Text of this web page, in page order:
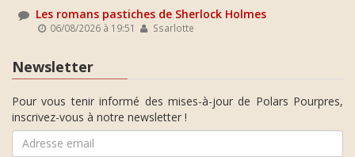
Les romans pastiches de Sherlock Holmes
06/08/2026 à 19:51 Ssarlotte
Newsletter
Pour vous tenir informé des mises-à-jour de Polars Pourpres,
inscrivez-vous à notre newsletter !